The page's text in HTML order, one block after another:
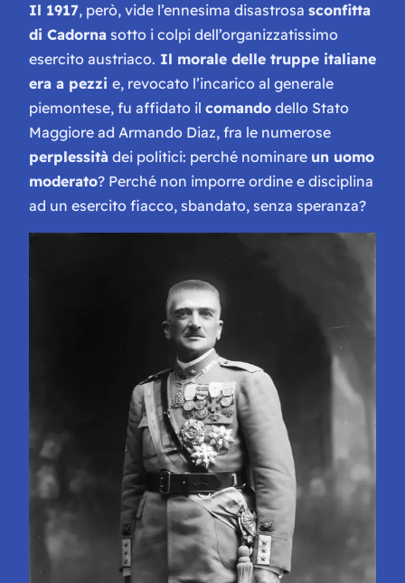
Il 1917, però, vide l’ennesima disastrosa sconfitta
di Cadorna sotto i colpi dell’organizzatissimo
esercito austriaco. Il morale delle truppe italiane
era a pezzi e, revocato l’incarico al generale
piemontese, fu affidato il comando dello Stato
Maggiore ad Armando Diaz, fra le numerose
perplessità dei politici: perché nominare un uomo
moderato? Perché non imporre ordine e disciplina
ad un esercito fiacco, sbandato, senza speranza?